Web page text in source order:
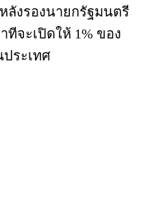
ลังรองนายกรัฐมนตรี
ทีจะเปิดให้ 1% ของ
ระเทศ